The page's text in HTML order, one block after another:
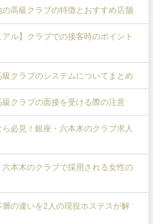
高級クラブの特徴とおすすめ店舗
アル】クラブでの接客時のポイント
クラブのシステムについてまとめ
級クラブの面接を受ける際の注意
必見！銀座・六本木のクラブ求人
本木のクラブで採用される女性の
の違いを2人の現役ホステスが解